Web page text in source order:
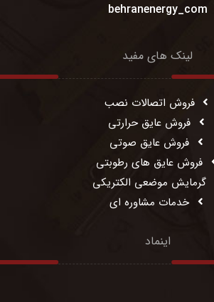
behranenergy_com
لینک های مفید
فروش اتصالات نصب
فروش عایق حرارتی
فروش عایق صوتی
فروش عایق های رطوبتی
گرمایش موضعی الکتریکی
خدمات مشاوره ای
اینماد